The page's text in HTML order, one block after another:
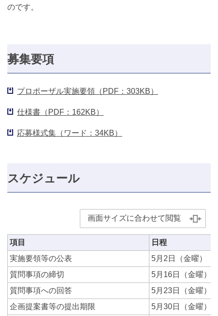
のです。
募集要項
プロポーザル実施要領（PDF：303KB）
仕様書（PDF：162KB）
応募様式集（ワード：34KB）
スケジュール
画面サイズに合わせて閲覧
項目
日程
実施要領等の公表
5月2日（金曜）
質問事項の締切
5月16日（金曜
質問事項への回答
5月23日（金曜）
企画提案書等の提出期限
5月30日（金曜）